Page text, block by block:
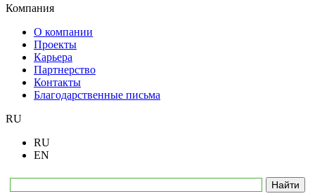
Компания
О компании
Проекты
Карьера
Партнерство
Контакты
Благодарственные письма
RU
RU
EN